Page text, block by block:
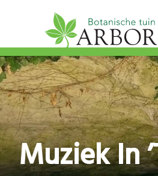
de
inhoud
gaan
Hoofdnavigatie
Muziek In